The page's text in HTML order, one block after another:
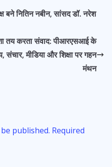
eबने नितिन नबीन, सांसद डॉ. नरेश
तय करता संवाद: पीआरएसआई के
संचार, मीडिया और शिक्षा पर गहन
मंथन
published. Required